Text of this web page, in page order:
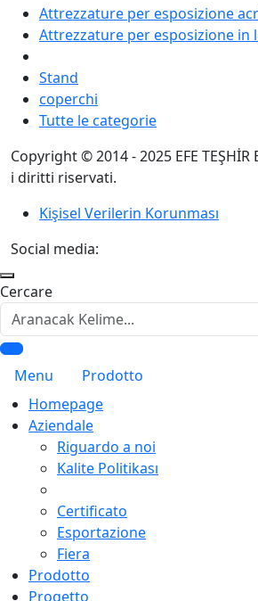
Attrezzature per esposizione
Attrezzature per esposizione in
Stand
coperchi
Tutte le categorie
Copyright © 2014 - 2025 EFE TEŞHİR
i diritti riservati.
Kişisel Verilerin Korunması
Social media:
Cercare
Menu
Prodotto
Homepage
Aziendale
Riguardo a noi
Kalite Politikası
Certificato
Esportazione
Fiera
Prodotto
Progetto